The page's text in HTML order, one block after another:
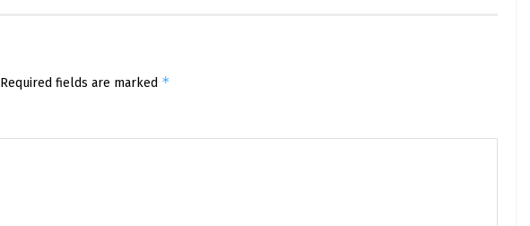
Required fields are marked *